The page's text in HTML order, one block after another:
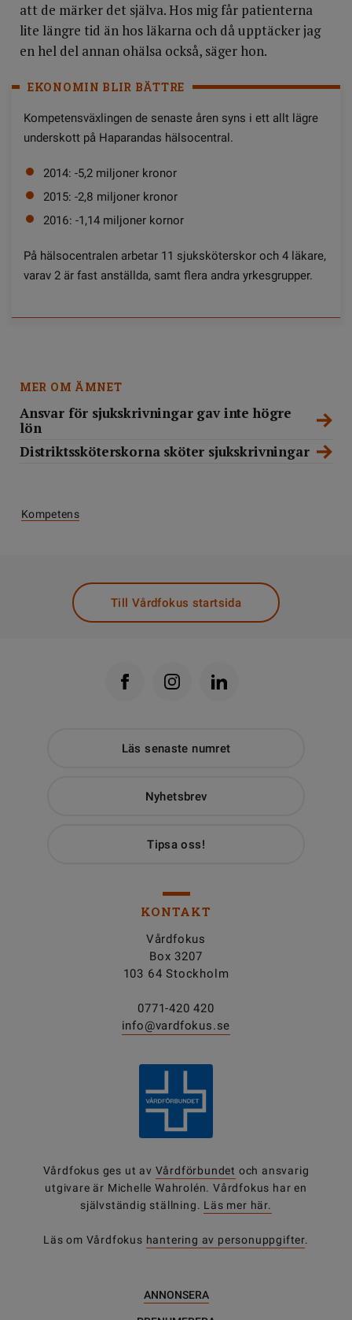
att de märker det själva. Hos mig får patienterna
lite längre tid än hos läkarna och då upptäcker jag
en hel del annan ohälsa också, säger hon.
EKONOMIN BLIR BÄTTRE
Kompetensväxlingen de senaste åren syns i ett allt lägre
underskott på Haparandas hälsocentral.
2014: -5,2 miljoner kronor
2015: -2,8 miljoner kronor
2016: -1,14 miljoner kornor
På hälsocentralen arbetar 11 sjuksköterskor och 4 läkare,
varav 2 är fast anställda, samt flera andra yrkesgrupper.
MER OM ÄMNET
Ansvar för sjukskrivningar gav inte högre
lön
Distriktssköterskorna sköter sjukskrivningar
Kompetens
Till Vårdfokus startsida
Läs senaste numret
Nyhetsbrev
Tipsa oss!
KONTAKT
Vårdfokus
Box 3207
103 64 Stockholm
0771-420 420
info@vardfokus.se
Vårdfokus ges ut av Vårdförbundet och ansvarig
utgivare är Michelle Wahrolén. Vårdfokus har en
självständig ställning. Läs mer här.
Läs om Vårdfokus hantering av personuppgifter.
ANNONSERA